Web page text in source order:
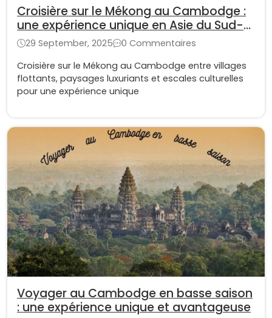
Croisière sur le Mékong au Cambodge :
une expérience unique en Asie du Sud-
Est29 September, 2025
0 Commentaires
Croisière sur le Mékong au Cambodge entre villages
flottants, paysages luxuriants et escales culturelles
pour une expérience unique
Voyager au Cambodge en basse saison
: une expérience unique et avantageuse